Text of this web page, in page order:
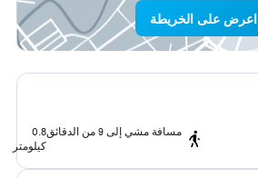
اعرض على الخريطة
مسافة مشي إلى 9 من الدقائق
0.8
كيلومتر